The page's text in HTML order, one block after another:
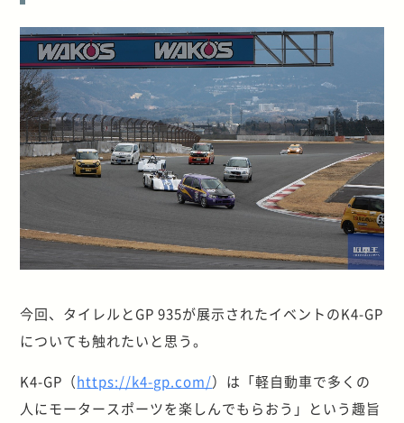
今回、タイレルとGP 935が展示されたイベントのK4-GP
についても触れたいと思う。
K4-GP（https://k4-gp.com/）は「軽自動車で多くの
人にモータースポーツを楽しんでもらおう」という趣旨